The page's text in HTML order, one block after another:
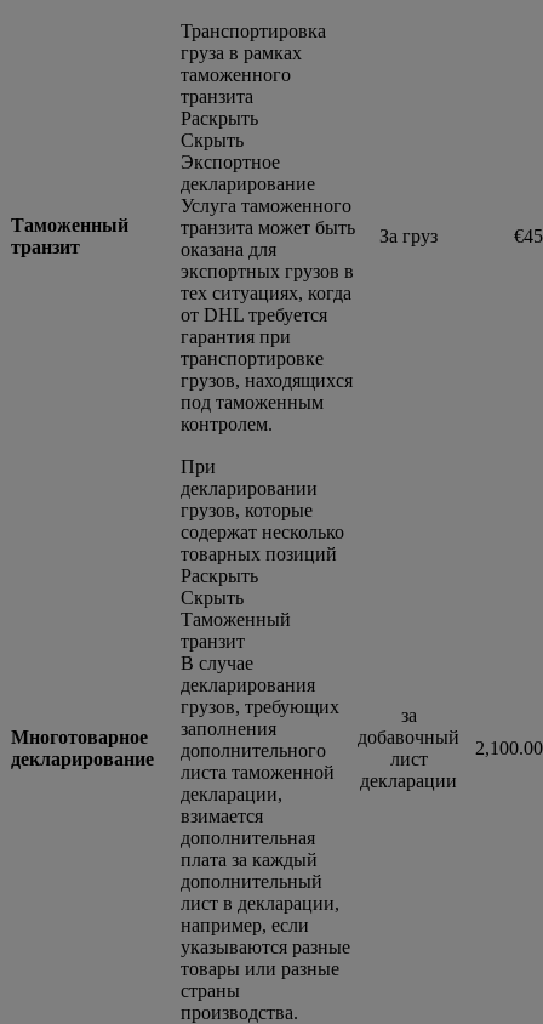
Таможенный
транзит
Транспортировка
груза в рамках
таможенного
транзита
Раскрыть
Скрыть
Экспортное
декларирование
Услуга таможенного
транзита может быть
оказана для
экспортных грузов в
тех ситуациях, когда
от DHL требуется
гарантия при
транспортировке
грузов, находящихся
под таможенным
контролем.
За груз
Многотоварное
декларирование
При
декларировании
грузов, которые
содержат несколько
товарных позиций
Раскрыть
Скрыть
Таможенный
транзит
В случае
декларирования
грузов, требующих
заполнения
дополнительного
листа таможенной
декларации,
взимается
дополнительная
плата за каждый
дополнительный
лист в декларации,
например, если
указываются разные
товары или разные
страны
производства.
за
добавочный
лист
декларации